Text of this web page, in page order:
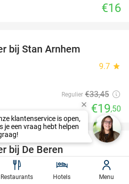
€16
bij Stan Arnhem
9.7 star
Regulier €33,45
€19,50
46%
favorite_border
bij De Beren
9.3
Restaurants Hotels Menu